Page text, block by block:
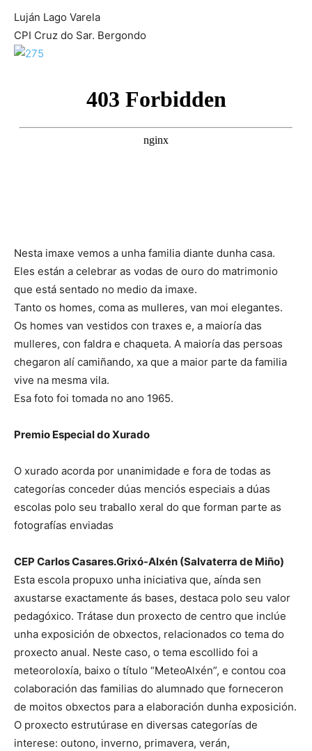
Luján Lago Varela
CPI Cruz do Sar. Bergondo
Nesta imaxe vemos a unha familia diante dunha casa.
Eles están a celebrar as vodas de ouro do matrimonio
que está sentado no medio da imaxe.
Tanto os homes, coma as mulleres, van moi elegantes.
Os homes van vestidos con traxes e, a maioría das
mulleres, con faldra e chaqueta. A maioría das persoas
chegaron alí camiñando, xa que a maior parte da familia
vive na mesma vila.
Esa foto foi tomada no ano 1965.
Premio Especial do Xurado
O xurado acorda por unanimidade e fora de todas as
categorías conceder dúas menciós especiais a dúas
escolas polo seu traballo xeral do que forman parte as
fotografías enviadas
CEP Carlos Casares.Grixó-Alxén (Salvaterra de Miño)
Esta escola propuxo unha iniciativa que, aínda sen
axustarse exactamente ás bases, destaca polo seu valor
pedagóxico. Trátase dun proxecto de centro que inclúe
unha exposición de obxectos, relacionados co tema do
proxecto anual. Neste caso, o tema escollido foi a
meteoroloxía, baixo o título “MeteoAlxén”, e contou coa
colaboración das familias do alumnado que forneceron
de moitos obxectos para a elaboración dunha exposición.
O proxecto estrutúrase en diversas categorías de
interese: outono, inverno, primavera, verán,